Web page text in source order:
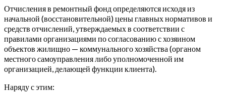
Отчисления в ремонтный фонд определяются исходя из
начальной (восстановительной) цены главных нормативов и
средств отчислений, утверждаемых в соответствии с
правилами организациями по согласованию с хозяином
объектов жилищно — коммунального хозяйства (органом
местного самоуправления либо уполномоченной им
организацией, делающей функции клиента).
Наряду с этим: